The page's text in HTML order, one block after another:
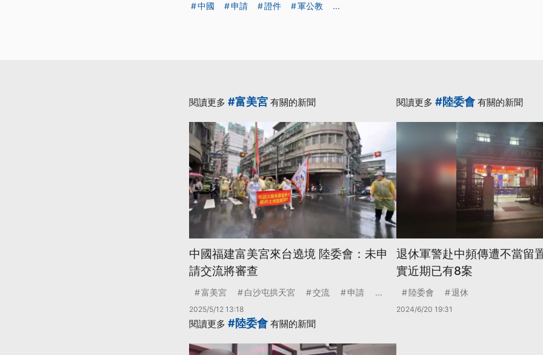
中國 申請 證件 軍公教 ...
閱讀更多 #富美宮 有關的新聞
中國福建富美宮來台遶境 陸委會：未申
請交流將審查
富美宮 白沙屯拱天宮 交流 申請 ...
2025/5/12 13:18
閱讀更多 #陸委會 有關的新聞
退休軍警赴中頻傳遭不當留
實近期已有8案
陸委會 退休
2024/6/20 19:31
閱讀更多 #陸委會 有關的新聞